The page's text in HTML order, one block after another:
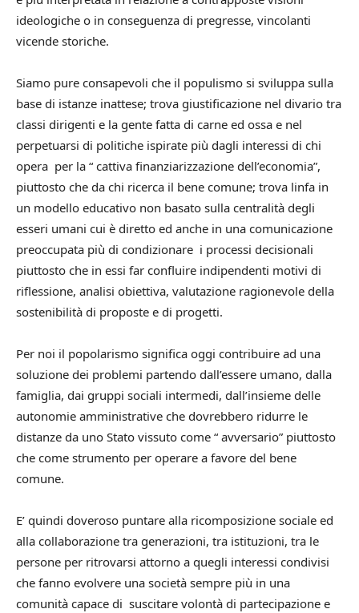
ideologiche o in conseguenza di pregresse, vincolanti
vicende storiche.
Siamo pure consapevoli che il populismo si sviluppa sulla
base di istanze inattese; trova giustificazione nel divario tra
classi dirigenti e la gente fatta di carne ed ossa e nel
perpetuarsi di politiche ispirate più dagli interessi di chi
opera per la “ cattiva finanziarizzazione dell’economia”,
piuttosto che da chi ricerca il bene comune; trova linfa in
un modello educativo non basato sulla centralità degli
esseri umani cui è diretto ed anche in una comunicazione
preoccupata più di condizionare i processi decisionali
piuttosto che in essi far confluire indipendenti motivi di
riflessione, analisi obiettiva, valutazione ragionevole della
sostenibilità di proposte e di progetti.
Per noi il popolarismo significa oggi contribuire ad una
soluzione dei problemi partendo dall’essere umano, dalla
famiglia, dai gruppi sociali intermedi, dall’insieme delle
autonomie amministrative che dovrebbero ridurre le
distanze da uno Stato vissuto come “ avversario” piuttosto
che come strumento per operare a favore del bene
comune.
E’ quindi doveroso puntare alla ricomposizione sociale ed
alla collaborazione tra generazioni, tra istituzioni, tra le
persone per ritrovarsi attorno a quegli interessi condivisi
che fanno evolvere una società sempre più in una
comunità capace di suscitare volontà di partecipazione e